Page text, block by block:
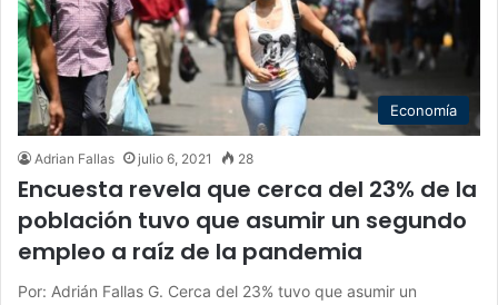
Economía
Adrian Fallas julio 6, 2021 28
Encuesta revela que cerca del 23% de la
población tuvo que asumir un segundo
empleo a raíz de la pandemia
Por: Adrián Fallas G. Cerca del 23% tuvo que asumir un